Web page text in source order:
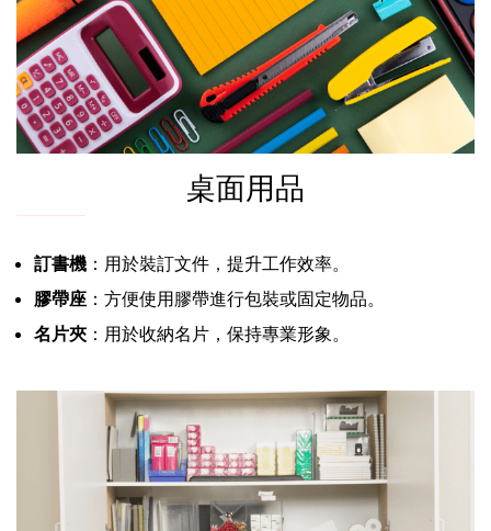
桌面用品
訂書機 ：用於裝訂文件，提升工作效率。
膠帶座 ：方便使用膠帶進行包裝或固定物品。
名片夾 ：用於收納名片，保持專業形象。